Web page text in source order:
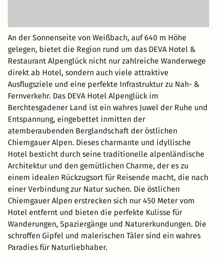
An der Sonnenseite von Weißbach, auf 640 m Höhe
gelegen, bietet die Region rund um das DEVA Hotel &
Restaurant Alpenglück nicht nur zahlreiche Wanderwege
direkt ab Hotel, sondern auch viele attraktive
Ausflugsziele und eine perfekte Infrastruktur zu Nah- &
Fernverkehr. Das DEVA Hotel Alpenglück im
Berchtesgadener Land ist ein wahres Juwel der Ruhe und
Entspannung, eingebettet inmitten der
atemberaubenden Berglandschaft der östlichen
Chiemgauer Alpen. Dieses charmante und idyllische
Hotel besticht durch seine traditionelle alpenländische
Architektur und den gemütlichen Charme, der es zu
einem idealen Rückzugsort für Reisende macht, die nach
einer Verbindung zur Natur suchen. Die östlichen
Chiemgauer Alpen erstrecken sich nur 450 Meter vom
Hotel entfernt und bieten die perfekte Kulisse für
Wanderungen, Spaziergänge und Naturerkundungen. Die
schroffen Gipfel und malerischen Täler sind ein wahres
Paradies für Naturliebhaber.